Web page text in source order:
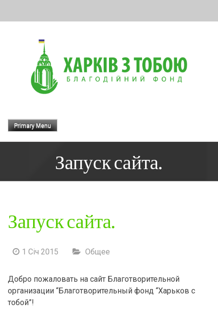
Primary Menu
Запуск сайта.
Запуск сайта.
1 Січ 2015 Общее
Добро пожаловать на сайт Благотворительной
организации “Благотворительный фонд “Харьков с
тобой”!